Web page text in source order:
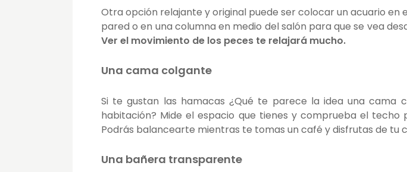
Otra opción relajante y original puede ser colocar un acuario en
pared o en una columna en medio del salón para que se vea
Ver el movimiento de los peces te relajará mucho.
Una cama colgante
Si te gustan las hamacas ¿Qué te parece la idea una cama
habitación? Mide el espacio que tienes y comprueba el techo
Podrás balancearte mientras te tomas un café y disfrutas de tu
Una bañera transparente